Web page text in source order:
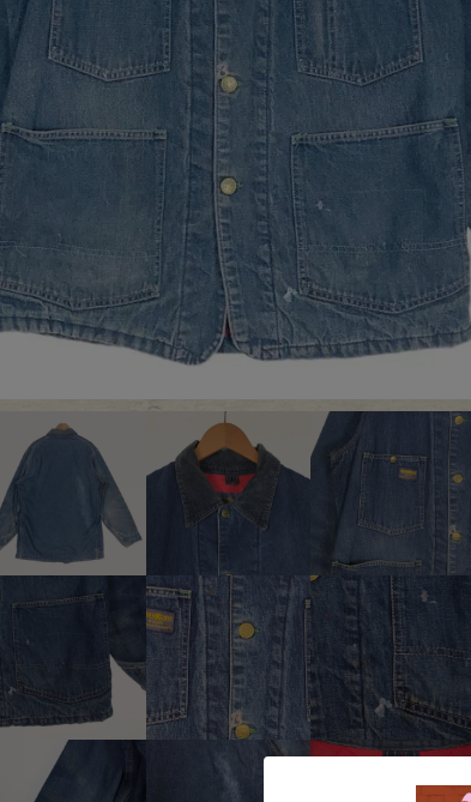
Outer
Fafatt
ース商品カテゴリーから探す
Bottoms
Kidswear
・アクセサリーから探す
Cap
Stall・Scarf